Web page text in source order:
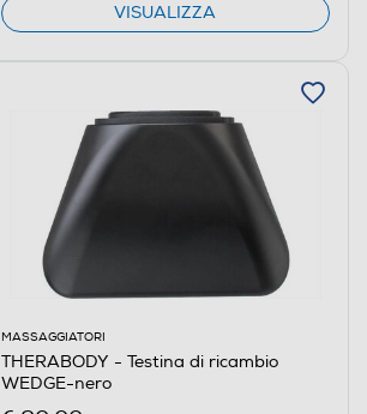
VISUALIZZA
MASSAGGIATORI
THERABODY - Testina di ricambio
WEDGE-nero